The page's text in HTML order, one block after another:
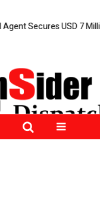
USD 7 Million in